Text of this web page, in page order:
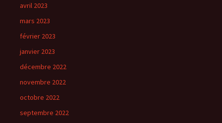
avril 2023
mars 2023
février 2023
janvier 2023
décembre 2022
novembre 2022
octobre 2022
septembre 2022